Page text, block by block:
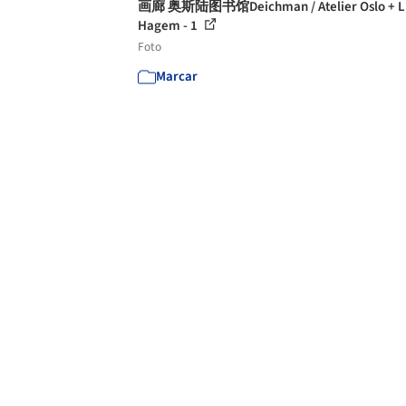
画廊 奥斯陆图书馆Deichman / Atelier Oslo +
Hagem - 1
Foto
Marcar